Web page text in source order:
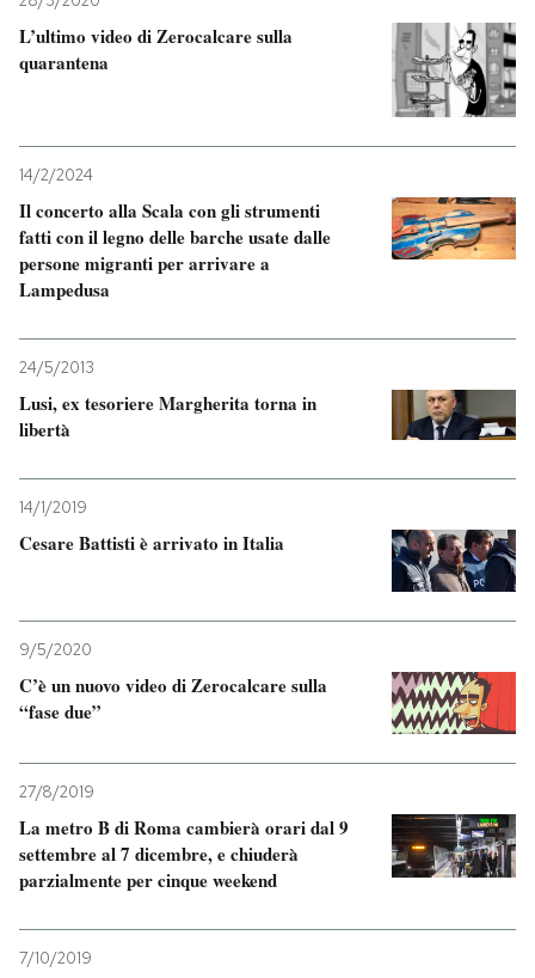
L’ultimo video di Zerocalcare sulla
quarantena
14/2/2024
Il concerto alla Scala con gli strumenti
fatti con il legno delle barche usate dalle
persone migranti per arrivare a
Lampedusa
24/5/2013
Lusi, ex tesoriere Margherita torna in
libertà
14/1/2019
Cesare Battisti è arrivato in Italia
9/5/2020
C’è un nuovo video di Zerocalcare sulla
“fase due”
27/8/2019
La metro B di Roma cambierà orari dal 9
settembre al 7 dicembre, e chiuderà
parzialmente per cinque weekend
7/10/2019